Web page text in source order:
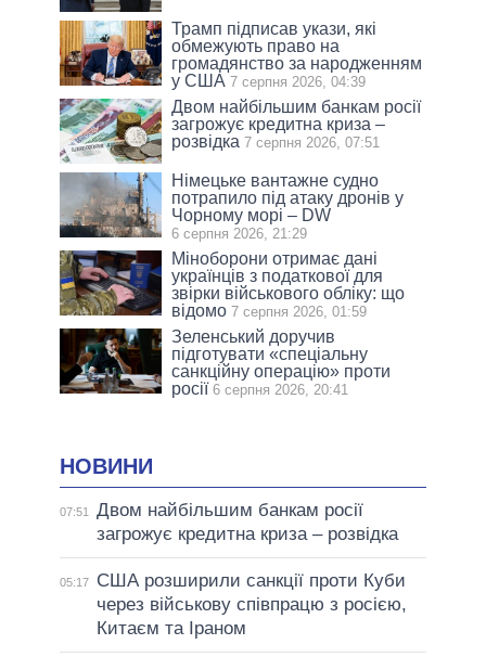
Трамп підписав укази, які
обмежують право на
громадянство за народженням
у США 7 серпня 2026, 04:39
Двом найбільшим банкам росії
загрожує кредитна криза –
розвідка 7 серпня 2026, 07:51
Німецьке вантажне судно
потрапило під атаку дронів у
Чорному морі – DW
6 серпня 2026, 21:29
Міноборони отримає дані
українців з податкової для
звірки військового обліку: що
відомо 7 серпня 2026, 01:59
Зеленський доручив
підготувати «спеціальну
санкційну операцію» проти
росії 6 серпня 2026, 20:41
НОВИНИ
07:51
Двом найбільшим банкам росії
загрожує кредитна криза – розвідка
05:17
США розширили санкції проти Куби
через військову співпрацю з росією,
Китаєм та Іраном